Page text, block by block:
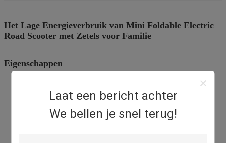
Laat een bericht achter
We bellen je snel terug!
Het Lage Energieverbruik van Mini Foldable Electric
Road Scooter met Zetels voor Familie
Eigenschappen
Milieuvriendelijk
Nul Emissies
Economisch
Ontwerp